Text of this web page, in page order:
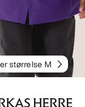
størrelse M
HERRE